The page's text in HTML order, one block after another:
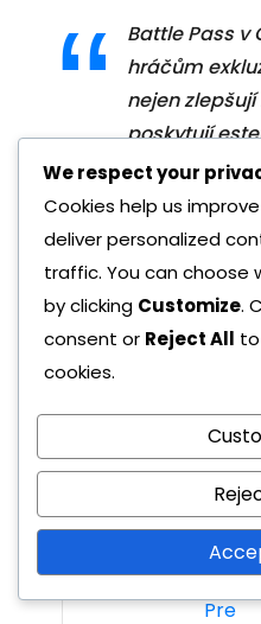
Battle Pass v
hráčům
nejen
poskytují
strukturou,
bezplatné,
mohou hráči
plněním
užitečnost
klíčovou roli
vývojářům
Pre
We respect your
Cookies help us
deliver personalized
traffic. You can choose
by clicking Customize.
consent or Reject All
cookies.